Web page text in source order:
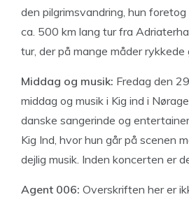
den pilgrimsvandring, hun
ca. 500 km lang tur fra
tur, der på mange måder
Middag og musik: Fredag den
middag og musik i Kig ind i
danske sangerinde og
Kig Ind, hvor hun går på scenen
dejlig musik. Inden koncerten er
Agent 006: Overskriften her er